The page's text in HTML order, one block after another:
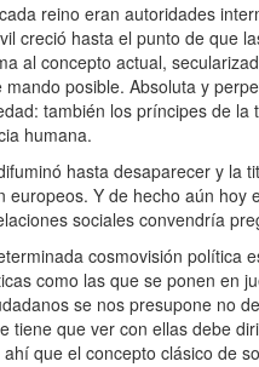
reino eran autoridades
creció hasta el punto de que
al concepto actual,
posible. Absoluta y
también los príncipes de
humana.
hasta desaparecer y la
Y de hecho aún
sociales convendría
cosmovisión política
como las que se ponen en
se nos presupone no
tiene que ver con ellas debe
que el concepto clásico de